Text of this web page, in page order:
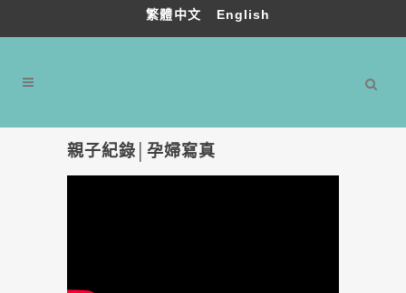
繁體中文 English
親子紀錄│孕婦寫真